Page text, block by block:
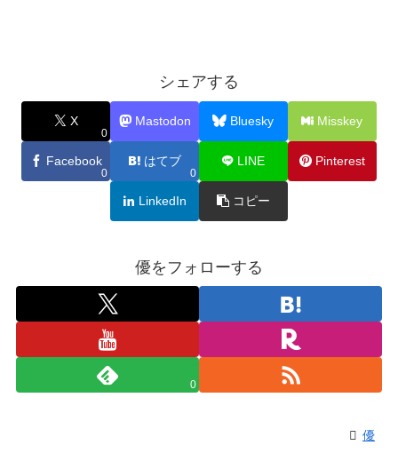
シェアする
X
0
Mastodon Bluesky Misskey
Facebook
0
はてブ
0
LINE Pinterest
LinkedIn コピー
優をフォローする
0
優